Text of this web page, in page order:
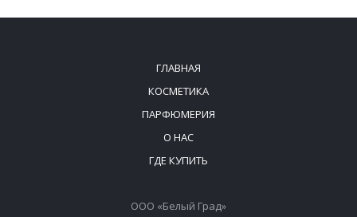
ГЛАВНАЯ
КОСМЕТИКА
ПАРФЮМЕРИЯ
О НАС
ГДЕ КУПИТЬ
ООО «Белый Град»